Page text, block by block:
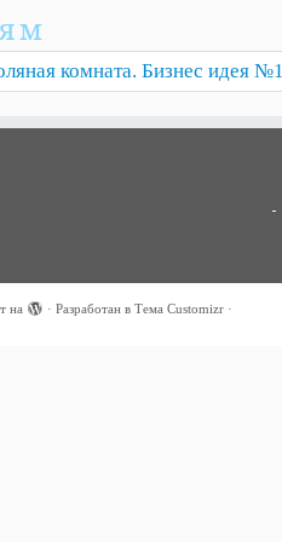
комната. Бизнес идея
на · Разработан в Тема Customizr ·